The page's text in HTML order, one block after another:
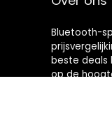
Bluetooth-
beste deals
op de